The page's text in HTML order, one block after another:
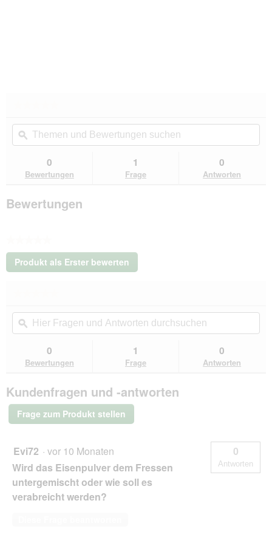
Beurteilungswert
für
Fortan
Pulver
Eisenquelle
Themen
und
Bewertungen
ϙ
0
Bewertungen
1
Frage
0
Antworten
Bewertungen
Kein
Beurteilungswert
Produkt als Erster bewerten
.
wird
ein
Dialogfeld
geöffnet.
Beurteilungswert
für
Fortan
Pulver
Eisenquelle
Hier
Fragen
und
durchsuchen
ϙ
0
Bewertungen
1
Frage
0
Antworten
Kundenfragen und -antworten
Frage zum Produkt stellen
Evi72 · vor 10 Monaten
Wird das Eisenpulver dem Fressen
untergemischt oder wie soll es
verabreicht werden?
0
Antworten